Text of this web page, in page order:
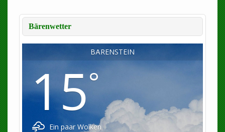
Bärenwetter
BÄRENSTEIN
15°
Ein paar Wolken